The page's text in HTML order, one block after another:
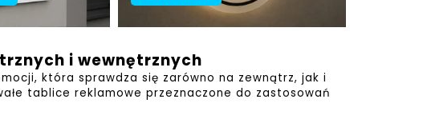
i wewnętrznych
która sprawdza się zarówno na zewnątrz, jak i
tablice reklamowe przeznaczone do zastosowań